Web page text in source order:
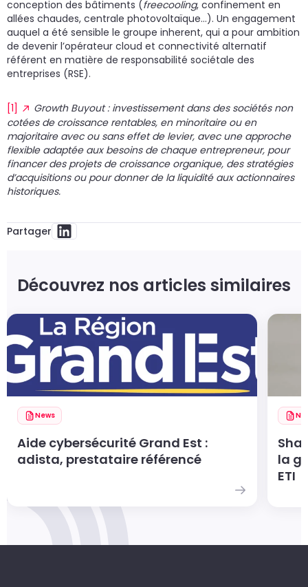
conception des bâtiments (freecooling, confinement en
allées chaudes, centrale photovoltaïque…). Un engagement
auquel a été sensible le groupe inherent, qui a pour ambition
de devenir l’opérateur cloud et connectivité alternatif
référent en matière de responsabilité sociétale des
entreprises (RSE).
[1]
Growth Buyout : investissement dans des sociétés non
cotées de croissance rentables, en minoritaire ou en
majoritaire avec ou sans effet de levier, avec une approche
flexible adaptée aux besoins de chaque entrepreneur, pour
financer des projets de croissance organique, des stratégies
d’acquisitions ou pour donner de la liquidité aux actionnaires
historiques.
Partager
Découvrez nos articles similaires
News
Aide cybersécurité Grand Est :
adista, prestataire référencé
la
ETI